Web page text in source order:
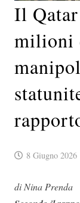
Il
milioni
8 Giugno 2026
di Nina Prenda